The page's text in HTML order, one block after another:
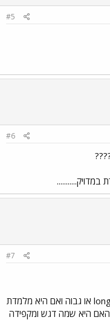
#5
#6
במדויק...........
#7
באיזה שיטה היא עובדת - long & low או גבוה ואם היא מלמדת
היא שמה דגש ומקפידה